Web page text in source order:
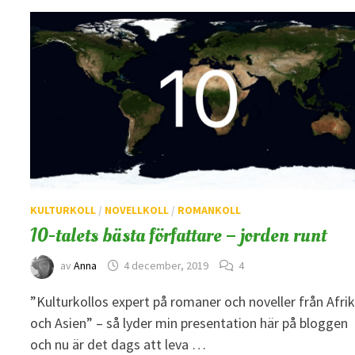
KULTURKOLL / NOVELLKOLL / ROMANKOLL
10-talets bästa författare – jorden runt
avAnna 4 december, 2019 4
”Kulturkollos expert på romaner och noveller från
och Asien” – så lyder min presentation här på bloggen
och nu är det dags att leva …